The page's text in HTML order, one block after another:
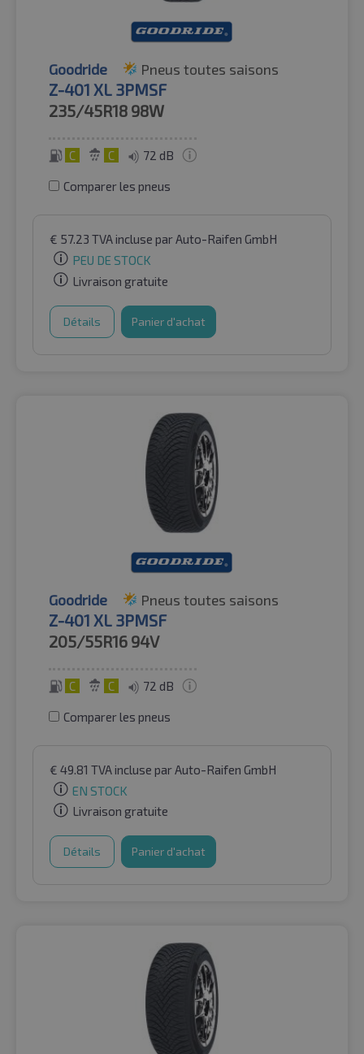
Goodride Pneus toutes saisons
Z-401 XL 3PMSF
235/45R18 98W
C C 72 dB
Comparer les pneus
€ 57.23 TVA incluse par Auto-Raifen GmbH
PEU DE STOCK
Livraison gratuite
Détails Panier d'achat
Goodride Pneus toutes saisons
Z-401 XL 3PMSF
205/55R16 94V
C C 72 dB
Comparer les pneus
€ 49.81 TVA incluse par Auto-Raifen GmbH
EN STOCK
Livraison gratuite
Détails Panier d'achat